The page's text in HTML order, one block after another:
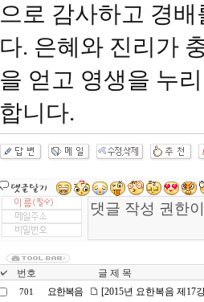
으로 감사하고 경
다. 은혜와 진리가
을 얻고 영생을 누
합니다.
번호 글 제 목
701 요한복음 [2015년 요한복음 제17